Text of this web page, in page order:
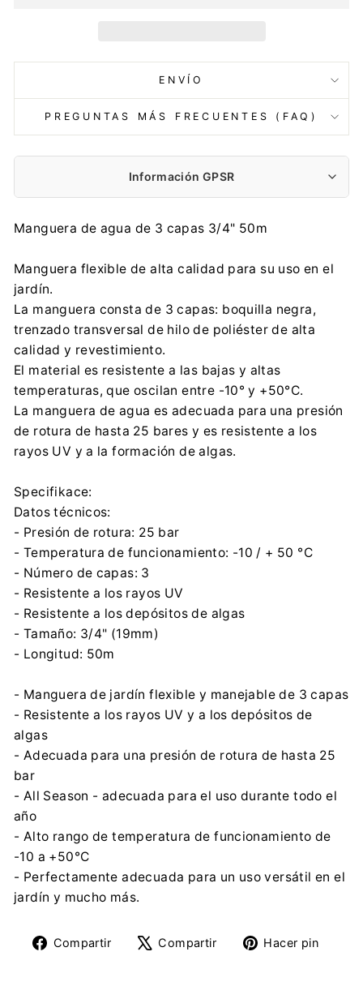
ENVÍO
PREGUNTAS MÁS FRECUENTES (FAQ)
Información GPSR
Fabricante:
AGAPLAST Sp. z o.o.
agaplast@agaplast.pl
Importador:
AGAPLAST Sp. z o.o.
Mrongowiusza 29, 11-015 Olsztynek
agaplast@agaplast.pl
0048 89 519 36 00
Manguera de agua de 3 capas 3/4" 50m
Manguera flexible de alta calidad para su uso en el
jardín.
La manguera consta de 3 capas: boquilla negra,
trenzado transversal de hilo de poliéster de alta
calidad y revestimiento.
El material es resistente a las bajas y altas
temperaturas, que oscilan entre -10° y +50°C.
La manguera de agua es adecuada para una presión
de rotura de hasta 25 bares y es resistente a los
rayos UV y a la formación de algas.
Specifikace:
Datos técnicos:
- Presión de rotura: 25 bar
- Temperatura de funcionamiento: -10 / + 50 °C
- Número de capas: 3
- Resistente a los rayos UV
- Resistente a los depósitos de algas
- Tamaño: 3/4" (19mm)
- Longitud: 50m
- Manguera de jardín flexible y manejable de 3 capas
- Resistente a los rayos UV y a los depósitos de
algas
- Adecuada para una presión de rotura de hasta 25
bar
- All Season - adecuada para el uso durante todo el
año
- Alto rango de temperatura de funcionamiento de
-10 a +50°С
- Perfectamente adecuada para un uso versátil en el
jardín y mucho más.
Compartir
CompartirCompartir
TuitearHacer pin